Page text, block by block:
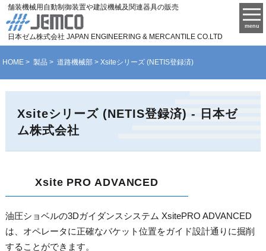
舗装機械用自動制御装置や建設機械及関連器具の販売
日本ゼム株式会社 JAPAN ENGINEERING & MERCANTILE CO.LTD
menu
HOME > 製品 > 道路機械部 > Xsiteシリーズ (NETIS登録済)
Xsiteシリーズ (NETIS登録済) - 日本ゼ
ム株式会社
Xsite PRO ADVANCED
油圧ショベルの3Dガイダンスシステム XsitePRO ADVANCED
は、オペレータに正確なバケット位置をガイド設計通りに掘削
することができます。